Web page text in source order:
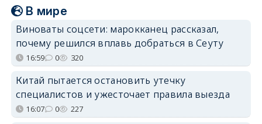
В мире
Виноваты соцсети: марокканец рассказал,
почему решился вплавь добраться в Сеуту
16:59 0 320
Китай пытается остановить утечку
специалистов и ужесточает правила выезда
16:07 0 227